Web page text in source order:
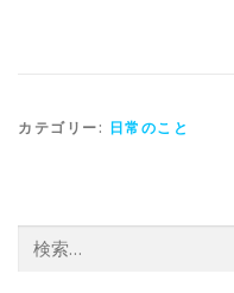
カテゴリー: 日常のこと
索: